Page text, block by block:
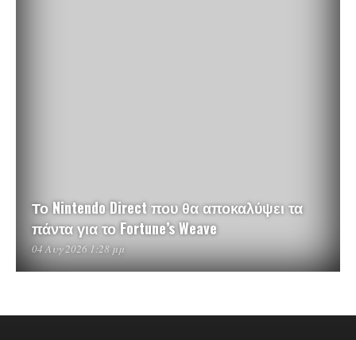
Το Nintendo Direct που θα αποκαλύψει τα
πάντα για το Fortune’s Weave
04 Αυγ 2026 1:28 μμ